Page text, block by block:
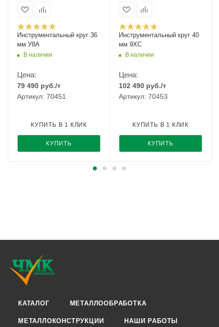
Инструментальный круг 36
мм У8А
В наличии
Цена:
79 490 руб./т
Артикул: 70451
КУПИТЬ
КУПИТЬ В 1 КЛИК
Инструментальный круг 40
мм 9ХС
В наличии
Цена:
102 490 руб./т
Артикул: 70453
КУПИТЬ
КУПИТЬ В 1 КЛИК
КАТАЛОГ МЕТАЛЛООБРАБОТКА
МЕТАЛЛОКОНСТРУКЦИИ НАШИ РАБОТЫ